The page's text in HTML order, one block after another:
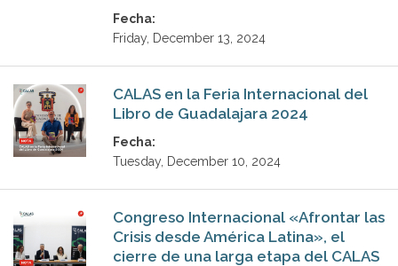
Fecha:
Friday, December 13, 2024
CALAS en la Feria Internacional del
Libro de Guadalajara 2024
Fecha:
Tuesday, December 10, 2024
Congreso Internacional «Afrontar las
Crisis desde América Latina», el
cierre de una larga etapa del CALAS